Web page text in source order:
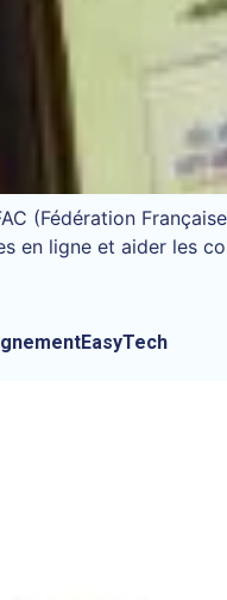
(Fédération
en ligne et aider les